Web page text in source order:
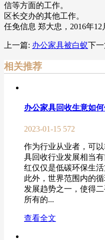
信等方面的工作。
区长交办的其他工作。
任免信息 郑大忠，2016年12
上一篇: 办公家具被白蚁下
相关推荐
办公家具回收生意如
2023-01-15 572
作为行业从业者，可
具回收行业发展相当
红仅仅是低碳环保生
此外，世界范围内的
发展趋势之一，使得
所有的...
查看全文